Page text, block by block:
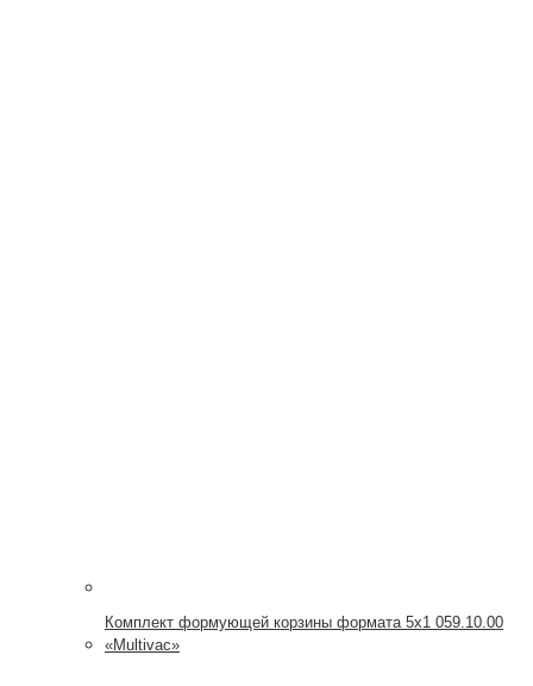
Комплект формующей корзины формата 5х1 059.10.00
«Multivac»